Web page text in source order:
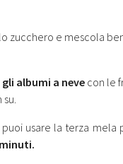
zucchero e mescola
albumi a nevecon le
usare la terza mela